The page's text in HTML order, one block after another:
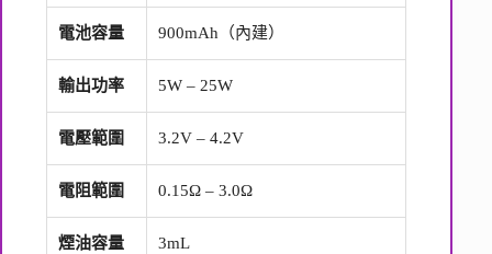
電池容量 900mAh（內建）
輸出功率 5W – 25W
電壓範圍 3.2V – 4.2V
電阻範圍 0.15Ω – 3.0Ω
煙油容量 3mL